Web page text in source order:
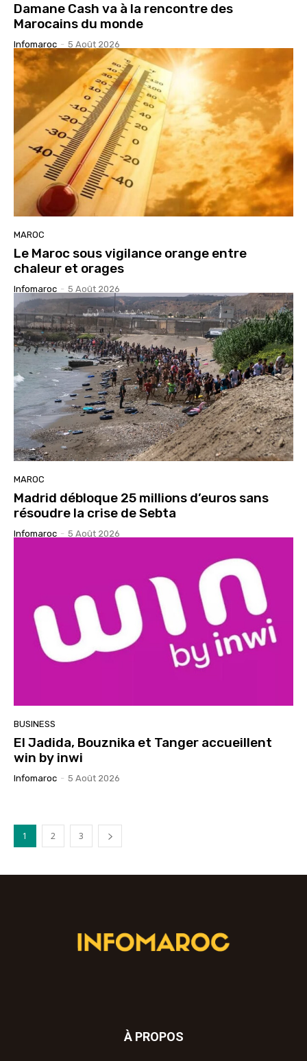
Damane Cash va à la rencontre des
Marocains du monde
Infomaroc - 5 Août 2026
MAROC
Le Maroc sous vigilance orange entre
chaleur et orages
Infomaroc - 5 Août 2026
MAROC
Madrid débloque 25 millions d’euros sans
résoudre la crise de Sebta
Infomaroc - 5 Août 2026
BUSINESS
El Jadida, Bouznika et Tanger accueillent
win by inwi
Infomaroc - 5 Août 2026
1 2 3
À PROPOS